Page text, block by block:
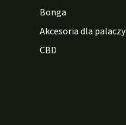
Bonga
Akcesoria dla palaczy
CBD